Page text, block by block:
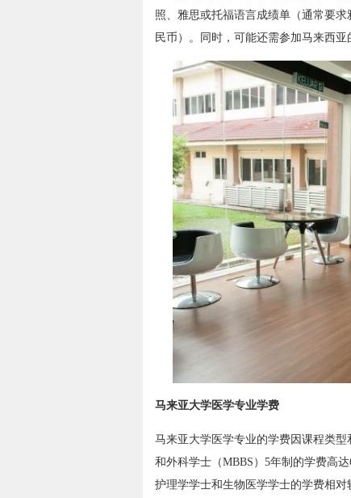
照、雅思或托福语言成绩单（通常要
民币）。同时，可能还需参加马来西亚
马来亚大学医学专业学费
马来亚大学医学专业的学费因课程类
和外科学士（MBBS）5年制的学费高
护理学学士和生物医学学士的学费相对